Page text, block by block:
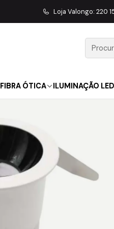
FIBRA ÓTICA ILUMINAÇÃO LED
Loja Valongo: 220
ILUMINAÇÃO LED Mini